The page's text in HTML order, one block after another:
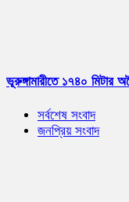
ভূরুঙ্গামারীতে ১৭৪০ মিটার
সর্বশেষ সংবাদ
জনপ্রিয় সংবাদ